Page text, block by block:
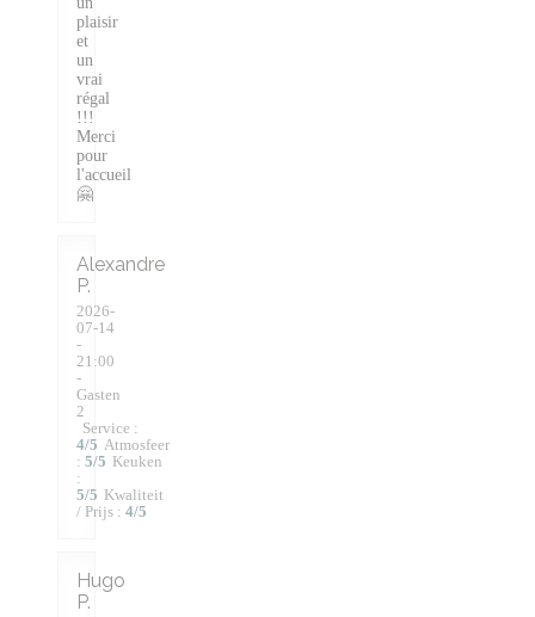
plaisir
et
un
vrai
régal
!!!
Merci
pour
l'accueil
🤗
Alexandre
P
2026-
07-14
-
21:00
-
Gasten
2
Service :
4/5 Atmosfeer
: 5/5 Keuken
:
5/5 Kwaliteit
/ Prijs : 4/5
Hugo
P